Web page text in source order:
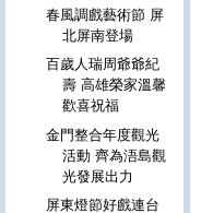
春風調戲藝術節 屏
北屏南登場
百歲人瑞周爺爺紀
壽 高雄榮家溫馨
歡喜祝福
金門整合年度觀光
活動 齊為浯島觀
光發展出力
屏東燈節好戲連台